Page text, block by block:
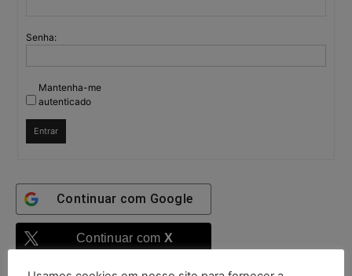
Senha:
Mantenha-me
autenticado
Entrar
Continuar com Google
Continuar com X